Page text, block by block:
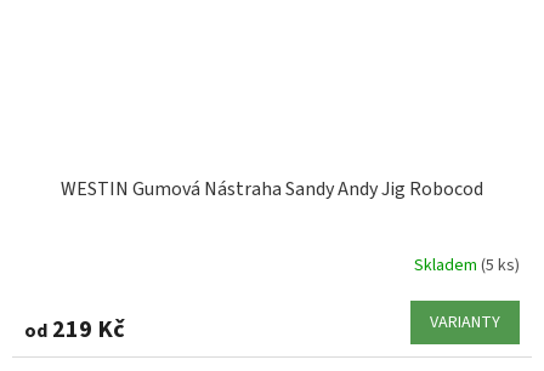
WESTIN Gumová Nástraha Sandy Andy Jig Robocod
Skladem (5 ks)
od 219 Kč VARIANTY